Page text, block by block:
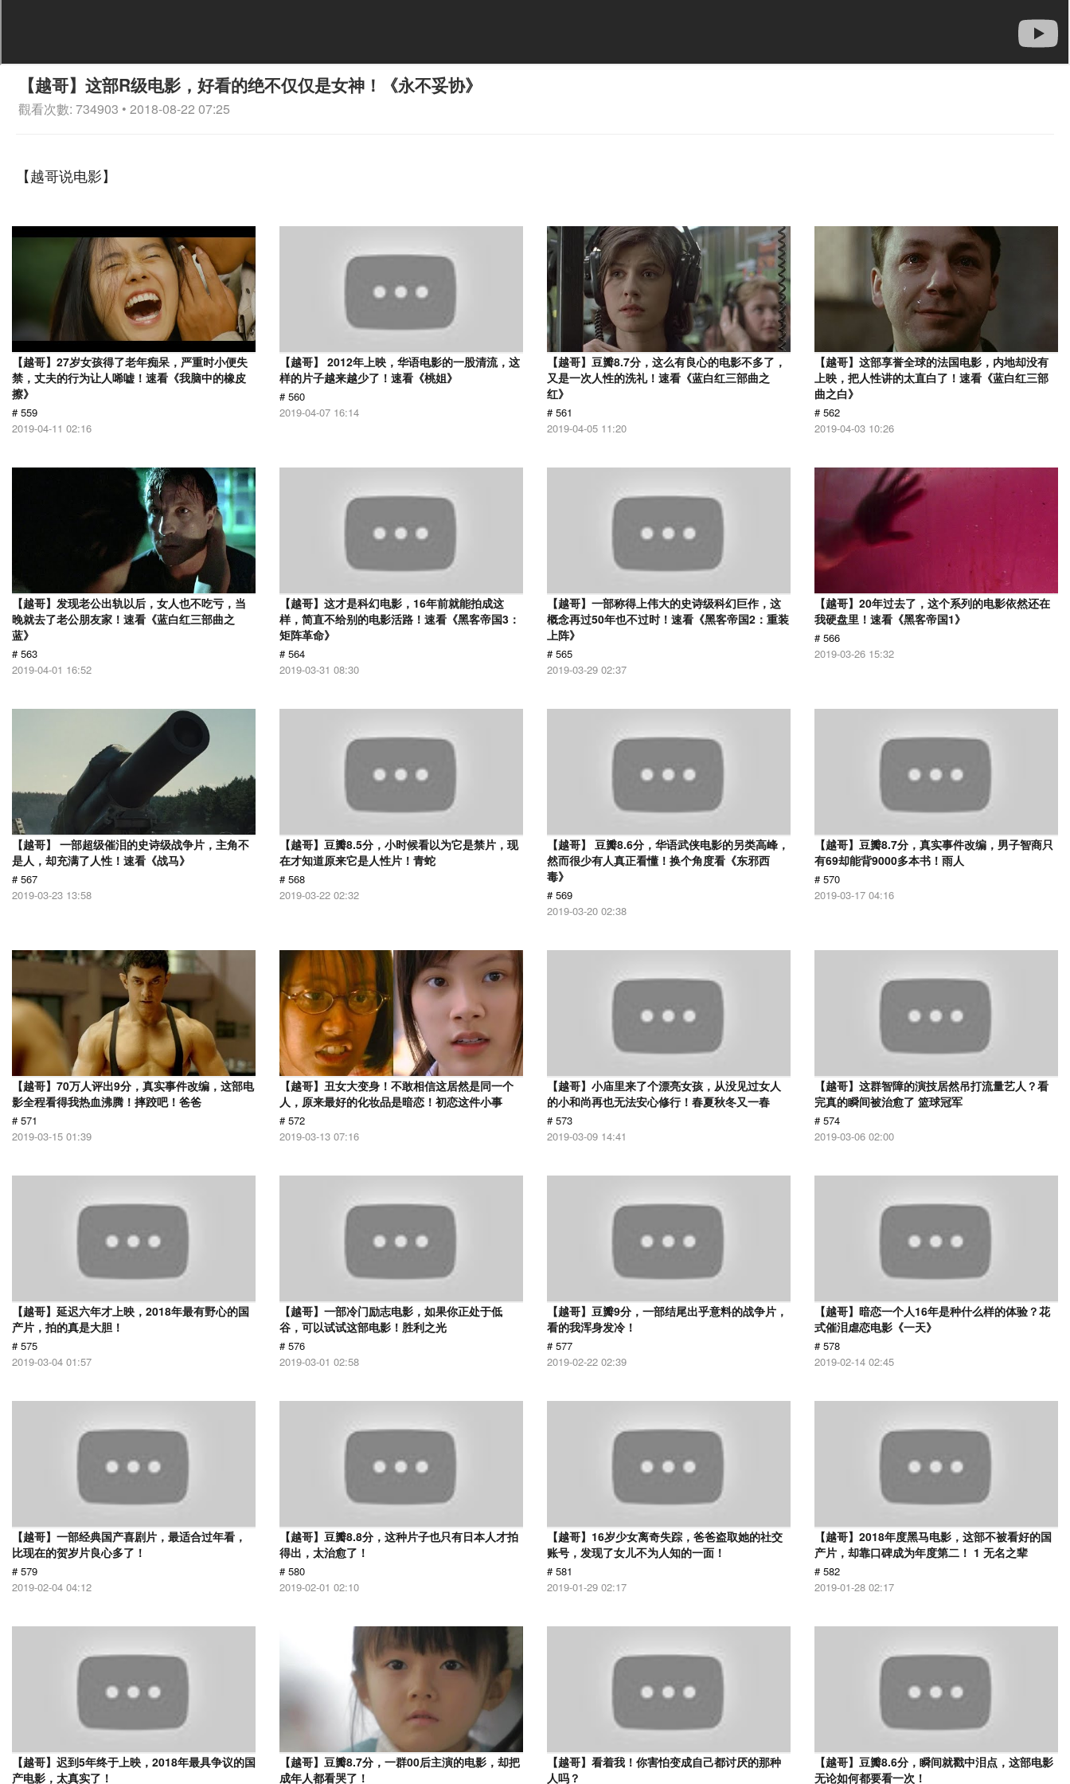
【越哥】这部R级电影，好看的绝不仅仅是女神！《永不妥协》
觀看次數: 734903 • 2018-08-22 07:25
【越哥说电影】
【越哥】27岁女孩得了老年痴呆，严重时小便失
禁，丈夫的行为让人唏嘘！速看《我脑中的橡皮
擦》
# 559
2019-04-11 02:16
【越哥】 2012年上映，华语电影的一股清流，这
样的片子越来越少了！速看《桃姐》
# 560
2019-04-07 16:14
【越哥】豆瓣8.7分，这么有良心的电影不多了，
又是一次人性的洗礼！速看《蓝白红三部曲之
红》
# 561
2019-04-05 11:20
【越哥】这部享誉全球的法国电影，内地却没有
上映，把人性讲的太直白了！速看《蓝白红三部
曲之白》
# 562
2019-04-03 10:26
【越哥】发现老公出轨以后，女人也不吃亏，当
晚就去了老公朋友家！速看《蓝白红三部曲之
蓝》
# 563
2019-04-01 16:52
【越哥】这才是科幻电影，16年前就能拍成这
样，简直不给别的电影活路！速看《黑客帝国3：
矩阵革命》
# 564
2019-03-31 08:30
【越哥】一部称得上伟大的史诗级科幻巨作，这
概念再过50年也不过时！速看《黑客帝国2：重装
上阵》
# 565
2019-03-29 02:37
【越哥】20年过去了，这个系列的电影依然还在
我硬盘里！速看《黑客帝国1》
# 566
2019-03-26 15:32
【越哥】 一部超级催泪的史诗级战争片，主角不
是人，却充满了人性！速看《战马》
# 567
2019-03-23 13:58
【越哥】豆瓣8.5分，小时候看以为它是禁片，现
在才知道原来它是人性片！青蛇
# 568
2019-03-22 02:32
【越哥】 豆瓣8.6分，华语武侠电影的另类高峰，
然而很少有人真正看懂！换个角度看《东邪西
毒》
# 569
2019-03-20 02:38
【越哥】豆瓣8.7分，真实事件改编，男子智商只
有69却能背9000多本书！雨人
# 570
2019-03-17 04:16
【越哥】70万人评出9分，真实事件改编，这部电
影全程看得我热血沸腾！摔跤吧！爸爸
# 571
2019-03-15 01:39
【越哥】丑女大变身！不敢相信这居然是同一个
人，原来最好的化妆品是暗恋！初恋这件小事
# 572
2019-03-13 07:16
【越哥】小庙里来了个漂亮女孩，从没见过女人
的小和尚再也无法安心修行！春夏秋冬又一春
# 573
2019-03-09 14:41
【越哥】这群智障的演技居然吊打流量艺人？看
完真的瞬间被治愈了 篮球冠军
# 574
2019-03-06 02:00
【越哥】延迟六年才上映，2018年最有野心的国
产片，拍的真是大胆！
# 575
2019-03-04 01:57
【越哥】一部冷门励志电影，如果你正处于低
谷，可以试试这部电影！胜利之光
# 576
2019-03-01 02:58
【越哥】豆瓣9分，一部结尾出乎意料的战争片，
看的我浑身发冷！
# 577
2019-02-22 02:39
【越哥】暗恋一个人16年是种什么样的体验？花
式催泪虐恋电影《一天》
# 578
2019-02-14 02:45
【越哥】一部经典国产喜剧片，最适合过年看，
比现在的贺岁片良心多了！
# 579
2019-02-04 04:12
【越哥】豆瓣8.8分，这种片子也只有日本人才拍
得出，太治愈了！
# 580
2019-02-01 02:10
【越哥】16岁少女离奇失踪，爸爸盗取她的社交
账号，发现了女儿不为人知的一面！
# 581
2019-01-29 02:17
【越哥】2018年度黑马电影，这部不被看好的国
产片，却靠口碑成为年度第二！ 1 无名之辈
# 582
2019-01-28 02:17
【越哥】迟到5年终于上映，2018年最具争议的国
产电影，太真实了！
【越哥】豆瓣8.7分，一群00后主演的电影，却把
成年人都看哭了！
【越哥】看着我！你害怕变成自己都讨厌的那种
人吗？
【越哥】豆瓣8.6分，瞬间就戳中泪点，这部电影
无论如何都要看一次！